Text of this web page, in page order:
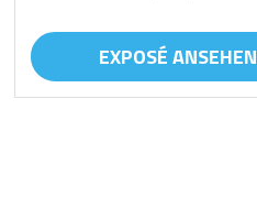
EXPOSÉ ANSEHEN